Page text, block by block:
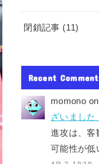
閉鎖記事 (11)
Recent
momono on
ざいました
進攻は、客
可能性が